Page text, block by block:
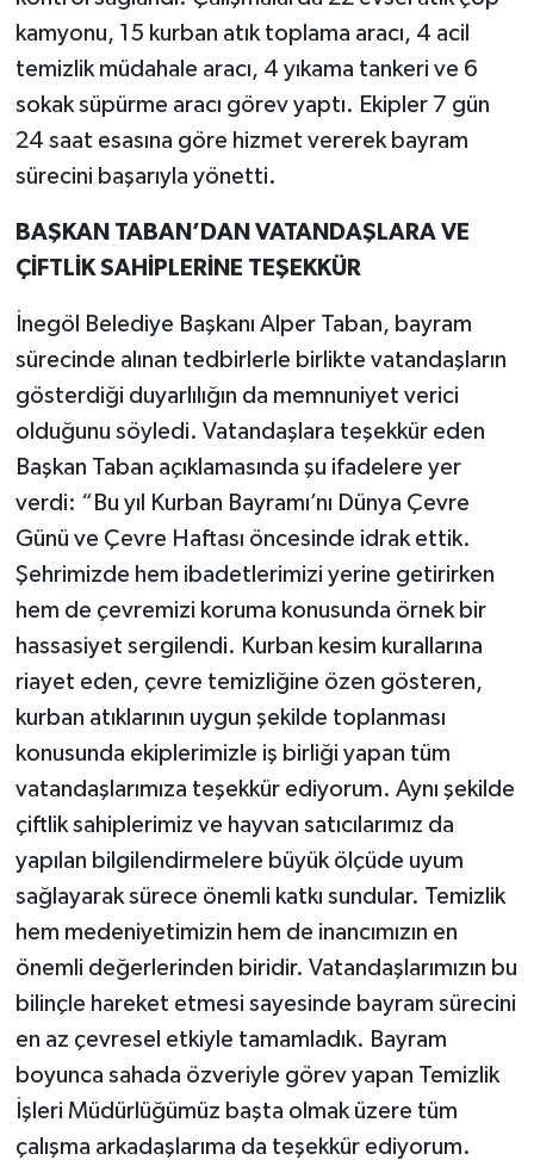
kamyonu, 15 kurban atık toplama aracı, 4 acil
temizlik müdahale aracı, 4 yıkama tankeri ve 6
sokak süpürme aracı görev yaptı. Ekipler 7 gün
24 saat esasına göre hizmet vererek bayram
sürecini başarıyla yönetti.
BAŞKAN TABAN’DAN VATANDAŞLARA VE
ÇİFTLİK SAHİPLERİNE TEŞEKKÜR
İnegöl Belediye Başkanı Alper Taban, bayram
sürecinde alınan tedbirlerle birlikte vatandaşların
gösterdiği duyarlılığın da memnuniyet verici
olduğunu söyledi. Vatandaşlara teşekkür eden
Başkan Taban açıklamasında şu ifadelere yer
verdi: “Bu yıl Kurban Bayramı’nı Dünya Çevre
Günü ve Çevre Haftası öncesinde idrak ettik.
Şehrimizde hem ibadetlerimizi yerine getirirken
hem de çevremizi koruma konusunda örnek bir
hassasiyet sergilendi. Kurban kesim kurallarına
riayet eden, çevre temizliğine özen gösteren,
kurban atıklarının uygun şekilde toplanması
konusunda ekiplerimizle iş birliği yapan tüm
vatandaşlarımıza teşekkür ediyorum. Aynı şekilde
çiftlik sahiplerimiz ve hayvan satıcılarımız da
yapılan bilgilendirmelere büyük ölçüde uyum
sağlayarak sürece önemli katkı sundular. Temizlik
hem medeniyetimizin hem de inancımızın en
önemli değerlerinden biridir. Vatandaşlarımızın bu
bilinçle hareket etmesi sayesinde bayram sürecini
en az çevresel etkiyle tamamladık. Bayram
boyunca sahada özveriyle görev yapan Temizlik
İşleri Müdürlüğümüz başta olmak üzere tüm
çalışma arkadaşlarıma da teşekkür ediyorum.